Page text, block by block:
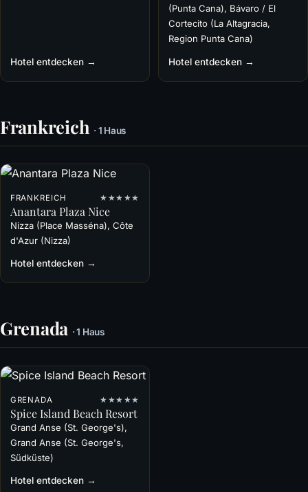
Hotel entdecken →
(Punta Cana), Bávaro / El
Cortecito (La Altagracia,
Region Punta Cana)
Hotel entdecken →
Frankreich · 1 Haus
FRANKREICH ★★★★★
Anantara Plaza Nice
Nizza (Place Masséna), Côte
d'Azur (Nizza)
Hotel entdecken →
Grenada · 1 Haus
GRENADA ★★★★★
Spice Island Beach Resort
Grand Anse (St. George's),
Grand Anse (St. George's,
Südküste)
Hotel entdecken →